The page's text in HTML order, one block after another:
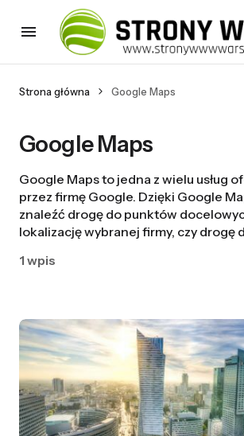
Strona główna Google Maps
Google Maps
Google Maps to jedna z wielu usług
przez firmę Google. Dzięki Google
znaleźć drogę do punktów
lokalizację wybranej firmy, czy drogę
1 wpis